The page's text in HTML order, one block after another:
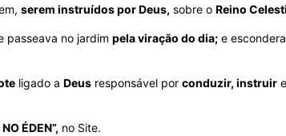
serem instruídos por Deus, sobre o Reino
passeava no jardim pela viração do dia; e
ligado a Deus responsável por conduzir, instruir e
ÉDEN”, no Site.